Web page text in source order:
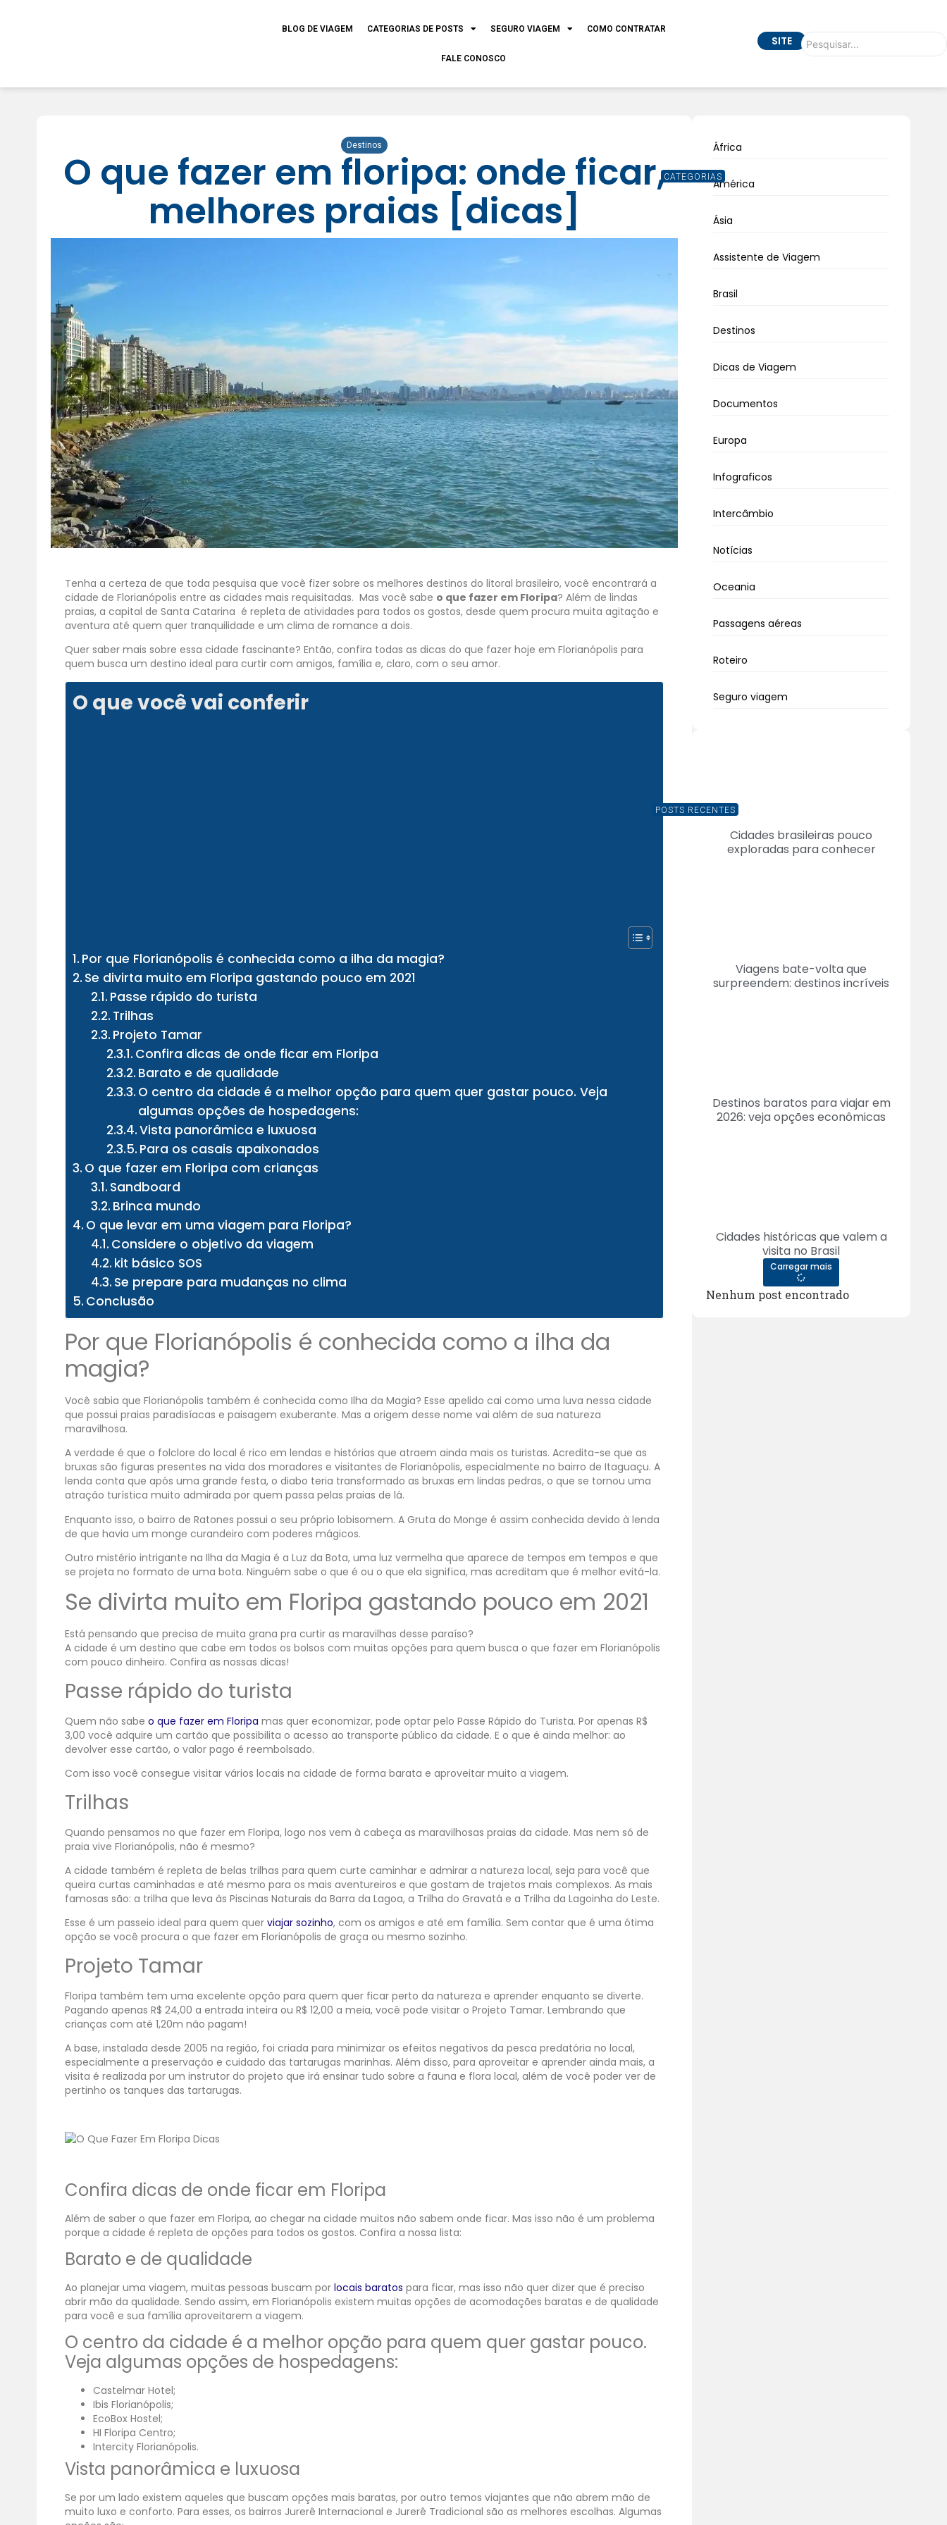
BLOG DE VIAGEM CATEGORIAS DE POSTS SEGURO VIAGEM COMO CONTRATAR
FALE CONOSCO
SITE
Destinos
O que fazer em floripa: onde ficar,
melhores praias [dicas]
Tenha a certeza de que toda pesquisa que você fizer sobre os melhores destinos do litoral brasileiro, você encontrará a
cidade de Florianópolis entre as cidades mais requisitadas. Mas você sabe o que fazer em Floripa? Além de lindas
praias, a capital de Santa Catarina é repleta de atividades para todos os gostos, desde quem procura muita agitação e
aventura até quem quer tranquilidade e um clima de romance a dois.
Quer saber mais sobre essa cidade fascinante? Então, confira todas as dicas do que fazer hoje em Florianópolis para
quem busca um destino ideal para curtir com amigos, família e, claro, com o seu amor.
O que você vai conferir
Por que Florianópolis é conhecida como a ilha da magia?
Se divirta muito em Floripa gastando pouco em 2021
Passe rápido do turista
Trilhas
Projeto Tamar
Confira dicas de onde ficar em Floripa
Barato e de qualidade
O centro da cidade é a melhor opção para quem quer gastar pouco. Veja
algumas opções de hospedagens:
Vista panorâmica e luxuosa
Para os casais apaixonados
O que fazer em Floripa com crianças
Sandboard
Brinca mundo
O que levar em uma viagem para Floripa?
Considere o objetivo da viagem
kit básico SOS
Se prepare para mudanças no clima
Conclusão
Por que Florianópolis é conhecida como a ilha da
magia?
Você sabia que Florianópolis também é conhecida como Ilha da Magia? Esse apelido cai como uma luva nessa cidade
que possui praias paradisíacas e paisagem exuberante. Mas a origem desse nome vai além de sua natureza
maravilhosa.
A verdade é que o folclore do local é rico em lendas e histórias que atraem ainda mais os turistas. Acredita-se que as
bruxas são figuras presentes na vida dos moradores e visitantes de Florianópolis, especialmente no bairro de Itaguaçu. A
lenda conta que após uma grande festa, o diabo teria transformado as bruxas em lindas pedras, o que se tornou uma
atração turística muito admirada por quem passa pelas praias de lá.
Enquanto isso, o bairro de Ratones possui o seu próprio lobisomem. A Gruta do Monge é assim conhecida devido à lenda
de que havia um monge curandeiro com poderes mágicos.
Outro mistério intrigante na Ilha da Magia é a Luz da Bota, uma luz vermelha que aparece de tempos em tempos e que
se projeta no formato de uma bota. Ninguém sabe o que é ou o que ela significa, mas acreditam que é melhor evitá-la.
Se divirta muito em Floripa gastando pouco em 2021
Está pensando que precisa de muita grana pra curtir as maravilhas desse paraíso?
A cidade é um destino que cabe em todos os bolsos com muitas opções para quem busca o que fazer em Florianópolis
com pouco dinheiro. Confira as nossas dicas!
Passe rápido do turista
Quem não sabe o que fazer em Floripa mas quer economizar, pode optar pelo Passe Rápido do Turista. Por apenas R$
3,00 você adquire um cartão que possibilita o acesso ao transporte público da cidade. E o que é ainda melhor: ao
devolver esse cartão, o valor pago é reembolsado.
Com isso você consegue visitar vários locais na cidade de forma barata e aproveitar muito a viagem.
Trilhas
Quando pensamos no que fazer em Floripa, logo nos vem à cabeça as maravilhosas praias da cidade. Mas nem só de
praia vive Florianópolis, não é mesmo?
A cidade também é repleta de belas trilhas para quem curte caminhar e admirar a natureza local, seja para você que
queira curtas caminhadas e até mesmo para os mais aventureiros e que gostam de trajetos mais complexos. As mais
famosas são: a trilha que leva às Piscinas Naturais da Barra da Lagoa, a Trilha do Gravatá e a Trilha da Lagoinha do Leste.
Esse é um passeio ideal para quem quer viajar sozinho, com os amigos e até em família. Sem contar que é uma ótima
opção se você procura o que fazer em Florianópolis de graça ou mesmo sozinho.
Projeto Tamar
Floripa também tem uma excelente opção para quem quer ficar perto da natureza e aprender enquanto se diverte.
Pagando apenas R$ 24,00 a entrada inteira ou R$ 12,00 a meia, você pode visitar o Projeto Tamar. Lembrando que
crianças com até 1,20m não pagam!
A base, instalada desde 2005 na região, foi criada para minimizar os efeitos negativos da pesca predatória no local,
especialmente a preservação e cuidado das tartarugas marinhas. Além disso, para aproveitar e aprender ainda mais, a
visita é realizada por um instrutor do projeto que irá ensinar tudo sobre a fauna e flora local, além de você poder ver de
pertinho os tanques das tartarugas.
Confira dicas de onde ficar em Floripa
Além de saber o que fazer em Floripa, ao chegar na cidade muitos não sabem onde ficar. Mas isso não é um problema
porque a cidade é repleta de opções para todos os gostos. Confira a nossa lista:
Barato e de qualidade
Ao planejar uma viagem, muitas pessoas buscam por locais baratos para ficar, mas isso não quer dizer que é preciso
abrir mão da qualidade. Sendo assim, em Florianópolis existem muitas opções de acomodações baratas e de qualidade
para você e sua família aproveitarem a viagem.
O centro da cidade é a melhor opção para quem quer gastar pouco.
Veja algumas opções de hospedagens:
Castelmar Hotel;
Ibis Florianópolis;
EcoBox Hostel;
HI Floripa Centro;
Intercity Florianópolis.
Vista panorâmica e luxuosa
Se por um lado existem aqueles que buscam opções mais baratas, por outro temos viajantes que não abrem mão de
muito luxo e conforto. Para esses, os bairros Jurerê Internacional e Jurerê Tradicional são as melhores escolhas. Algumas
CATEGORIAS
África
América
Ásia
Assistente de Viagem
Brasil
Destinos
Dicas de Viagem
Documentos
Europa
Infograficos
Intercâmbio
Notícias
Oceania
Passagens aéreas
Roteiro
Seguro viagem
POSTS RECENTES
Cidades brasileiras pouco
exploradas para conhecer
Viagens bate-volta que
surpreendem: destinos incríveis
Destinos baratos para viajar em
2026: veja opções econômicas
Cidades históricas que valem a
visita no Brasil
Carregar mais
Nenhum post encontrado